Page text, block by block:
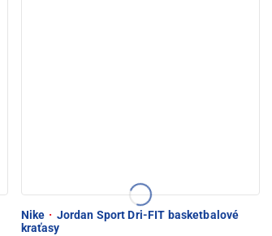
Nike · Jordan Sport Dri-FIT basketbalové
kraťasy